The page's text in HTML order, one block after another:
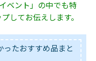
ベント」の中でも特
してお伝えします。
たおすすめ品まと